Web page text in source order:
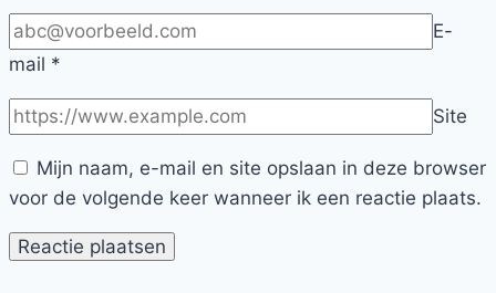
E-
mail *
Site
Mijn naam, e-mail en site opslaan in deze browser
voor de volgende keer wanneer ik een reactie plaats.